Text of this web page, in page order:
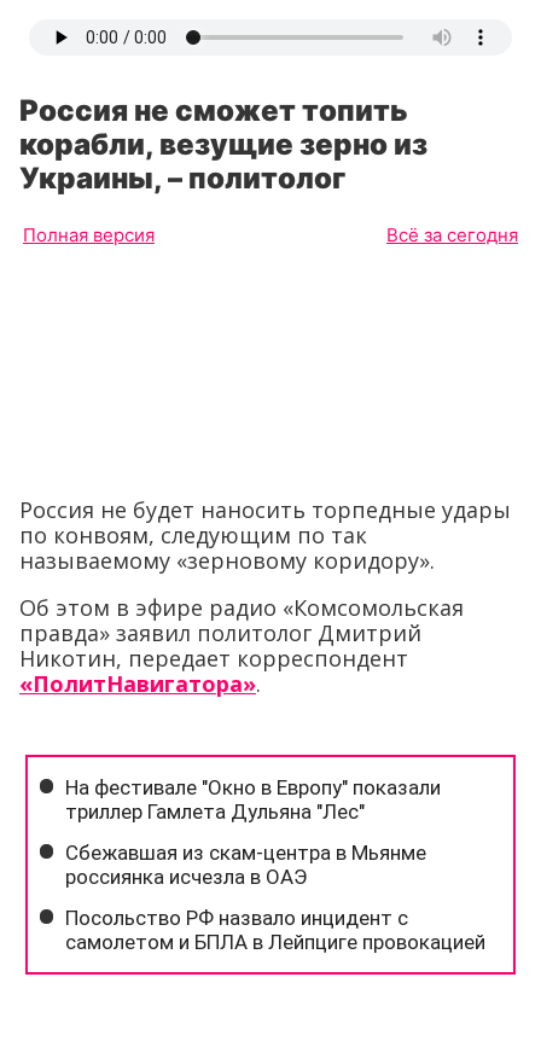
Россия не сможет топить
корабли, везущие зерно из
Украины, – политолог
Полная версия Всё за сегодня
Россия не будет наносить торпедные удары
по конвоям, следующим по так
называемому «зерновому коридору».
Об этом в эфире радио «Комсомольская
правда» заявил политолог Дмитрий
Никотин, передает корреспондент
«ПолитНавигатора».